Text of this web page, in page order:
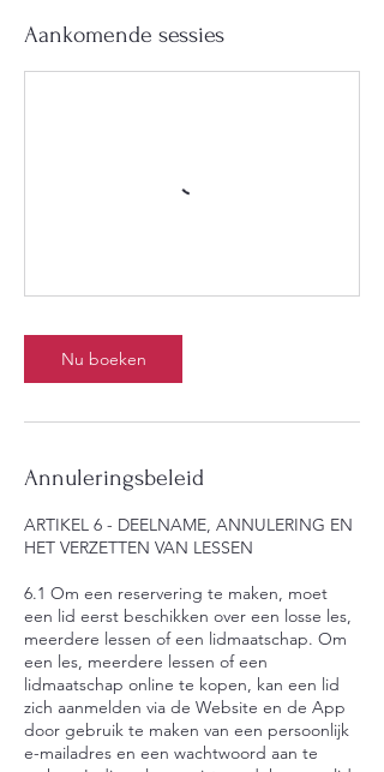
Aankomende sessies
Nu boeken
Annuleringsbeleid
ARTIKEL 6 - DEELNAME, ANNULERING EN
HET VERZETTEN VAN LESSEN
6.1 Om een reservering te maken, moet
een lid eerst beschikken over een losse les,
meerdere lessen of een lidmaatschap. Om
een les, meerdere lessen of een
lidmaatschap online te kopen, kan een lid
zich aanmelden via de Website en de App
door gebruik te maken van een persoonlijk
e-mailadres en een wachtwoord aan te